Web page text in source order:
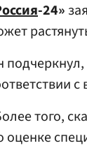
-24»
подчеркнул,
того,
оценке